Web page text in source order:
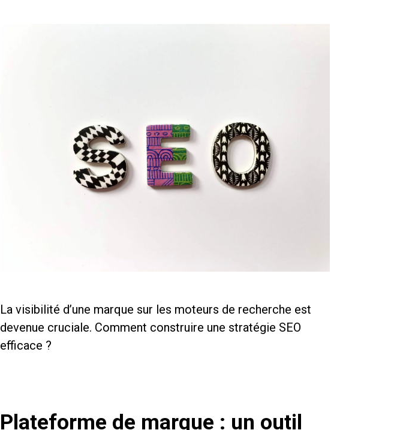
La visibilité d’une marque sur les moteurs de recherche est
devenue cruciale. Comment construire une stratégie SEO
efficace ?
Plateforme de marque : un outil